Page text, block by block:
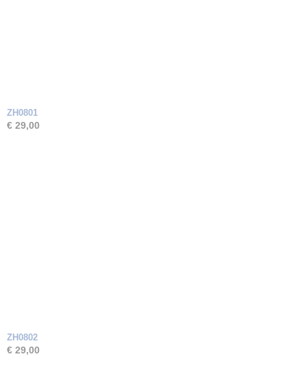
ZH0801
€ 29,00
ZH0802
€ 29,00